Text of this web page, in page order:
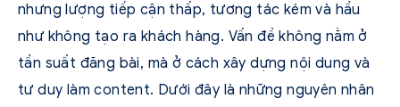
nhưng lượng tiếp cận thấp, tương tác kém và hầu
như không tạo ra khách hàng. Vấn đề không nằm ở
tần suất đăng bài, mà ở cách xây dựng nội dung và
tư duy làm content. Dưới đây là những nguyên nhân